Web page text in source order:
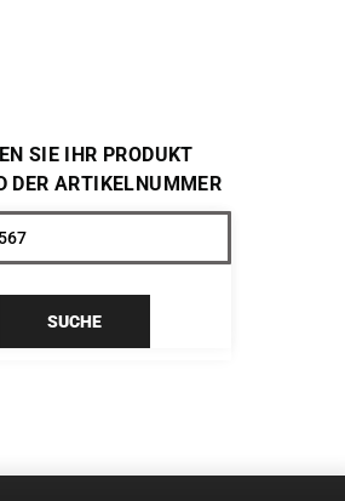
SIE IHR PRODUKT
DER ARTIKELNUMMER
SUCHE